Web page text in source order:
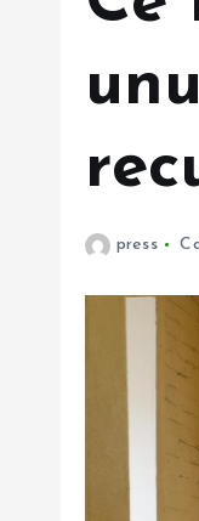
press